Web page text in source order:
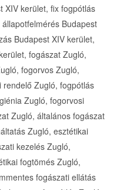
XIV kerület, fix fogpótlás
Budapest
Budapest XIV kerület,
fogászat Zugló,
fogorvos Zugló,
Zugló, fogpótlás
Zugló, fogorvosi
Zugló, általános fogászat
Zugló, esztétikai
kezelés Zugló,
fogtömés Zugló,
fogászati ellátás